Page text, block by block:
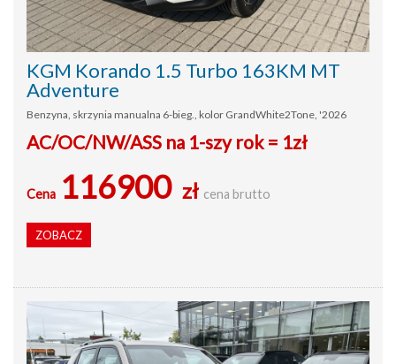
KGM Korando 1.5 Turbo 163KM MT
Adventure
Benzyna, skrzynia manualna 6-bieg., kolor GrandWhite2Tone, '2026
AC/OC/NW/ASS na 1-szy rok = 1zł
Cena 116900 zł cena brutto
ZOBACZ